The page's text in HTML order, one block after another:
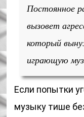
Постоянное
вызовет
который
играющую
Если попытки
музыку тише